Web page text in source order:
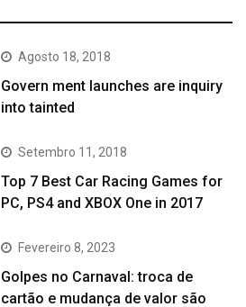
Agosto 18, 2018
Govern ment launches are inquiry
into tainted
Setembro 11, 2018
Top 7 Best Car Racing Games for
PC, PS4 and XBOX One in 2017
Fevereiro 8, 2023
Golpes no Carnaval: troca de
cartão e mudança de valor são